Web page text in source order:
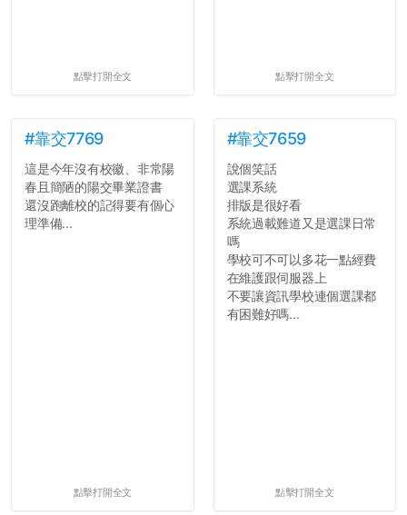
點擊打開全文 點擊打開全文
#靠交7769
這是今年沒有校徽、非常陽
春且簡陋的陽交畢業證書
還沒跑離校的記得要有個心
理準備...
點擊打開全文
#靠交7659
說個笑話
選課系統
排版是很好看
系統過載難道又是選課日常
嗎
學校可不可以多花一點經費
在維護跟伺服器上
不要讓資訊學校連個選課都
有困難好嗎...
點擊打開全文